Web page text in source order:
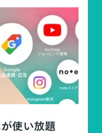
使い放題